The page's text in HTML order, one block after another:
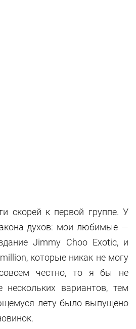
скорей к первой группе. У
духов: мои любимые —
Jimmy Choo Exotic, и
которые никак не могу
честно, то я бы не
нескольких вариантов, тем
лету было выпущено